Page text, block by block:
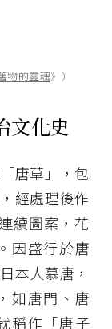
物的靈魂》）
文化史
唐草」，包
經處理後作
續圖案，花
因盛行於唐
本人慕唐，
如唐門、唐
稱作「唐子